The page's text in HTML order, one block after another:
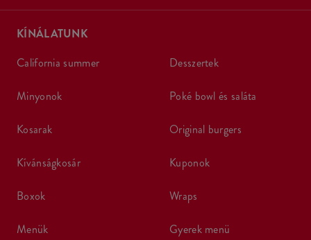
KÍNÁLATUNK
california summer
minyonok
kosarak
kívánságkosár
boxok
menük
desszertek
poké bowl és saláta
original burgers
kuponok
wraps
gyerek menü